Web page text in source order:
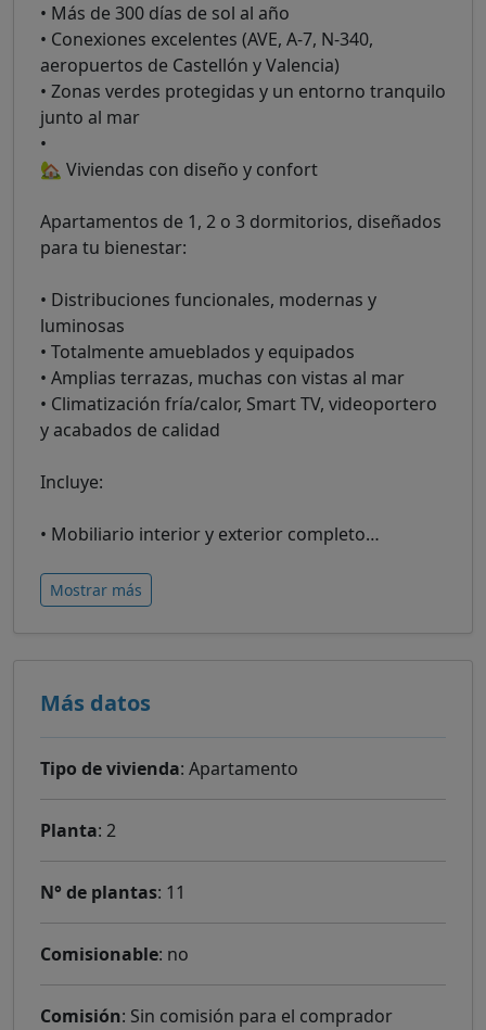
• Más de 300 días de sol al año
• Conexiones excelentes (AVE, A-7, N-340,
aeropuertos de Castellón y Valencia)
• Zonas verdes protegidas y un entorno tranquilo
junto al mar
•
🏡 Viviendas con diseño y confort
Apartamentos de 1, 2 o 3 dormitorios, diseñados
para tu bienestar:
• Distribuciones funcionales, modernas y
luminosas
• Totalmente amueblados y equipados
• Amplias terrazas, muchas con vistas al mar
• Climatización fría/calor, Smart TV, videoportero
y acabados de calidad
Incluye:
• Mobiliario interior y exterior completo…
Mostrar más
Más datos
Tipo de vivienda: Apartamento
Planta: 2
N° de plantas: 11
Comisionable: no
Comisión: Sin comisión para el comprador